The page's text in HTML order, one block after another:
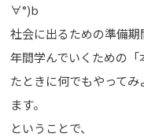
∀°)b
社会に出るための準備
年間学んでいくための
たときに何でもやって
ます。
ということで、